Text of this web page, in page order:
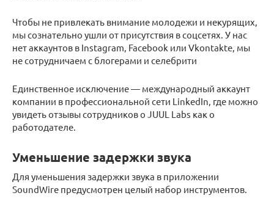
Чтобы не привлекать внимание молодежи и некурящих,
мы сознательно ушли от присутствия в соцсетях. У нас
нет аккаунтов в Instagram, Facebook или Vkontakte, мы
не сотрудничаем с блогерами и селебрити
Единственное исключение — международный аккаунт
компании в профессиональной сети LinkedIn, где можно
увидеть отзывы сотрудников о JUUL Labs как о
работодателе.
Уменьшение задержки звука
Для уменьшения задержки звука в приложении
SoundWire предусмотрен целый набор инструментов.